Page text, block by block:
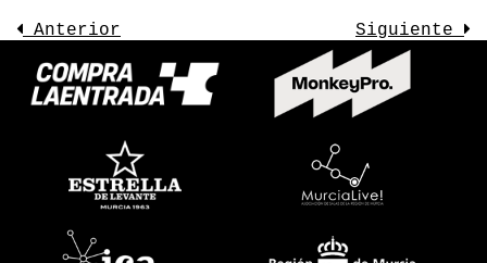
LA SALA
EVENTOS
PRÓXIMOS
CONSÍGUELA
PULSERA
¿DUDAS?
Anterior Siguiente